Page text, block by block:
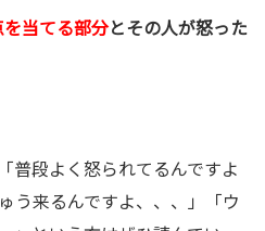
を当てる部分とその人が怒った
普段よく怒られてるんですよ
う来るんですよ、、、」「ウ